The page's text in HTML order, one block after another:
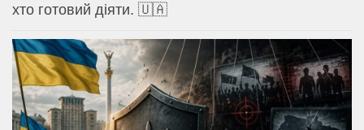
хто готовий діяти. 🇺🇦